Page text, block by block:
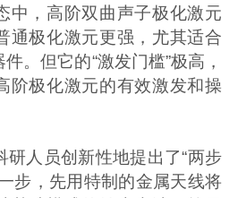
中，高阶双曲声子极化激元
通极化激元更强，尤其适合
。但它的“激发门槛”极高，
阶极化激元的有效激发和操
研人员创新性地提出了“两步
步，先用特制的金属天线将